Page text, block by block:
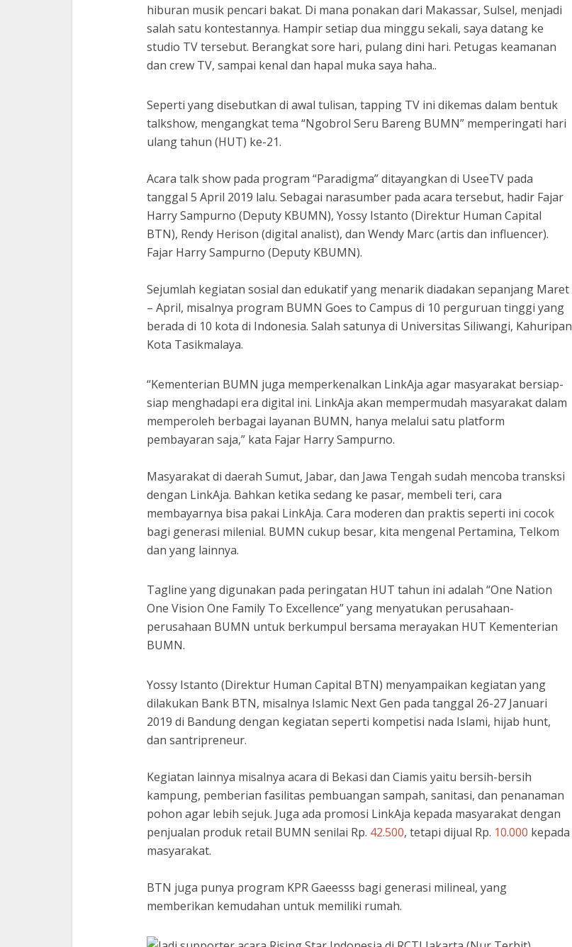
hiburan musik pencari bakat. Di mana ponakan dari Makassar, Sulsel, menjadi
salah satu kontestannya. Hampir setiap dua minggu sekali, saya datang ke
studio TV tersebut. Berangkat sore hari, pulang dini hari. Petugas keamanan
dan crew TV, sampai kenal dan hapal muka saya haha..
Seperti yang disebutkan di awal tulisan, tapping TV ini dikemas dalam bentuk
talkshow, mengangkat tema “Ngobrol Seru Bareng BUMN” memperingati hari
ulang tahun (HUT) ke-21.
Acara talk show pada program “Paradigma” ditayangkan di UseeTV pada
tanggal 5 April 2019 lalu. Sebagai narasumber pada acara tersebut, hadir Fajar
Harry Sampurno (Deputy KBUMN), Yossy Istanto (Direktur Human Capital
BTN), Rendy Herison (digital analist), dan Wendy Marc (artis dan influencer).
Fajar Harry Sampurno (Deputy KBUMN).
Sejumlah kegiatan sosial dan edukatif yang menarik diadakan sepanjang Maret
– April, misalnya program BUMN Goes to Campus di 10 perguruan tinggi yang
berada di 10 kota di Indonesia. Salah satunya di Universitas Siliwangi, Kahuripan
Kota Tasikmalaya.
“Kementerian BUMN juga memperkenalkan LinkAja agar masyarakat bersiap-
siap menghadapi era digital ini. LinkAja akan mempermudah masyarakat dalam
memperoleh berbagai layanan BUMN, hanya melalui satu platform
pembayaran saja,” kata Fajar Harry Sampurno.
Masyarakat di daerah Sumut, Jabar, dan Jawa Tengah sudah mencoba transksi
dengan LinkAja. Bahkan ketika sedang ke pasar, membeli teri, cara
membayarnya bisa pakai LinkAja. Cara moderen dan praktis seperti ini cocok
bagi generasi milenial. BUMN cukup besar, kita mengenal Pertamina, Telkom
dan yang lainnya.
Tagline yang digunakan pada peringatan HUT tahun ini adalah “One Nation
One Vision One Family To Excellence” yang menyatukan perusahaan-
perusahaan BUMN untuk berkumpul bersama merayakan HUT Kementerian
BUMN.
Yossy Istanto (Direktur Human Capital BTN) menyampaikan kegiatan yang
dilakukan Bank BTN, misalnya Islamic Next Gen pada tanggal 26-27 Januari
2019 di Bandung dengan kegiatan seperti kompetisi nada Islami, hijab hunt,
dan santripreneur.
Kegiatan lainnya misalnya acara di Bekasi dan Ciamis yaitu bersih-bersih
kampung, pemberian fasilitas pembuangan sampah, sanitasi, dan penanaman
pohon agar lebih sejuk. Juga ada promosi LinkAja kepada masyarakat dengan
penjualan produk retail BUMN senilai Rp. 42.500, tetapi dijual Rp. 10.000 kepada
masyarakat.
BTN juga punya program KPR Gaeesss bagi generasi milineal, yang
memberikan kemudahan untuk memiliki rumah.